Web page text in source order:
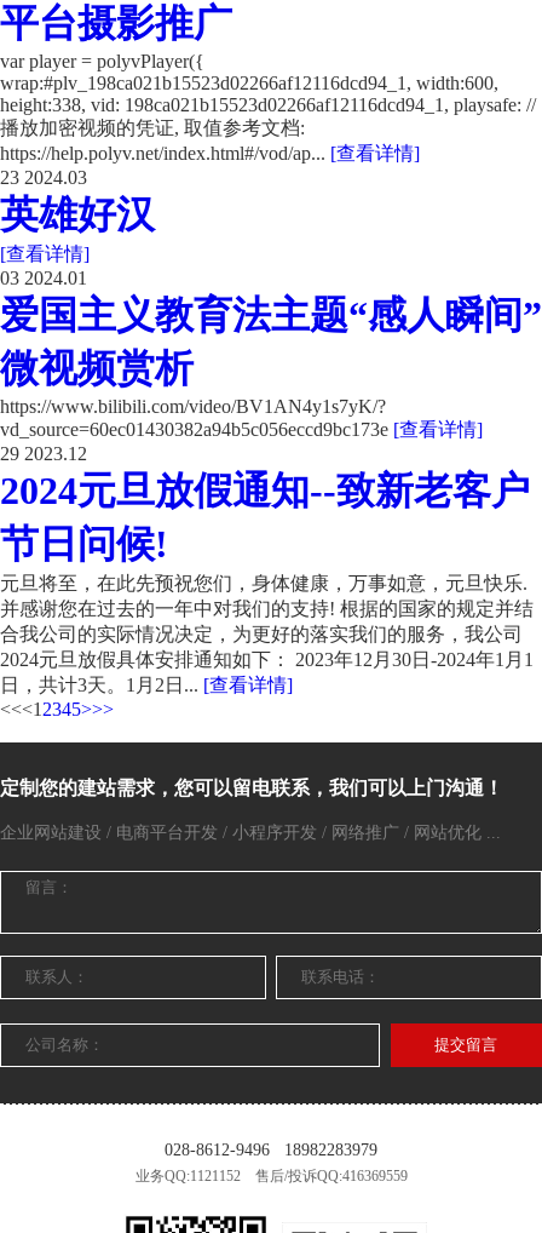
平台摄影推广
var player = polyvPlayer({
wrap:#plv_198ca021b15523d02266af12116dcd94_1, width:600,
height:338, vid: 198ca021b15523d02266af12116dcd94_1, playsafe: //
播放加密视频的凭证, 取值参考文档:
https://help.polyv.net/index.html#/vod/ap... [查看详情]
23 2024.03
英雄好汉
[查看详情]
03 2024.01
爱国主义教育法主题“感人瞬间”
微视频赏析
https://www.bilibili.com/video/BV1AN4y1s7yK/?
vd_source=60ec01430382a94b5c056eccd9bc173e [查看详情]
29 2023.12
2024元旦放假通知--致新老客户
节日问候!
元旦将至，在此先预祝您们，身体健康，万事如意，元旦快乐.
并感谢您在过去的一年中对我们的支持! 根据的国家的规定并结
合我公司的实际情况决定，为更好的落实我们的服务，我公司
2024元旦放假具体安排通知如下： 2023年12月30日-2024年1月1
日，共计3天。1月2日... [查看详情]
<<<1 2345>>>
定制您的建站需求，您可以留电联系，我们可以上门沟通！
企业网站建设 / 电商平台开发 / 小程序开发 / 网络推广 / 网站优化 ...
提交留言
028-8612-9496 18982283979
业务QQ:1121152 售后/投诉QQ:416369559